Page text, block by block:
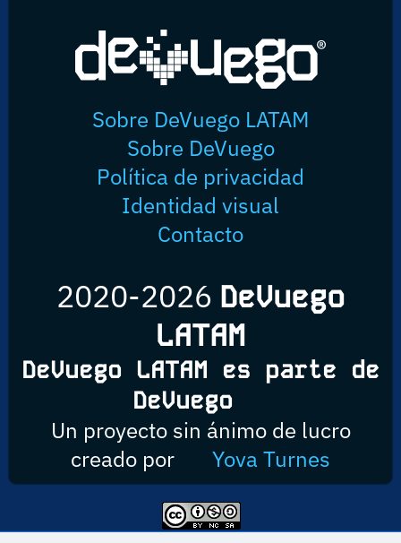
Sobre DeVuego LATAM
Sobre DeVuego
Política de privacidad
Identidad visual
Contacto
2020-2026 DeVuego
LATAM
DeVuego LATAM es parte de
DeVuego
Un proyecto sin ánimo de lucro
creado por
Yova Turnes
Esta obra está bajo una licencia de Creative Commons Reconocimiento-